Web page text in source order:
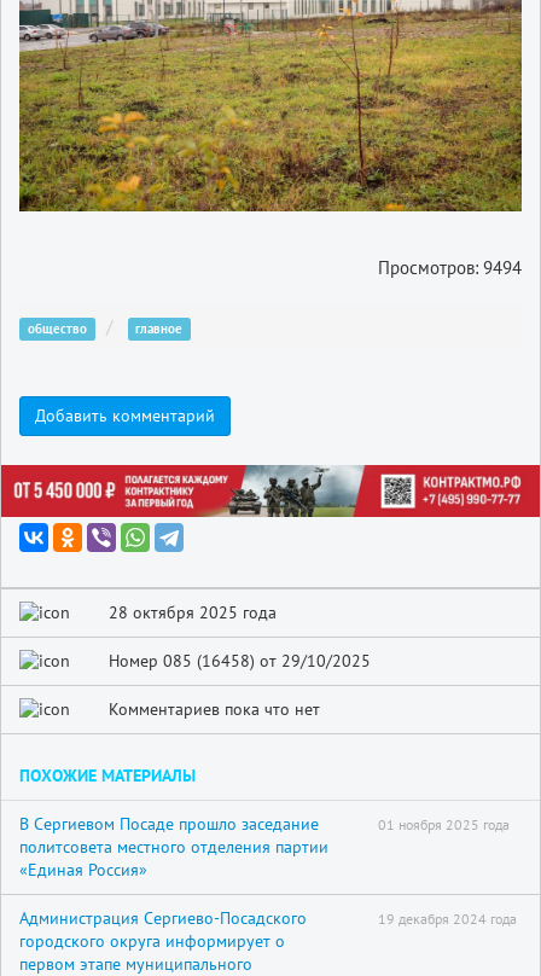
Просмотров: 9494
общество главное
Добавить комментарий
28 октября 2025 года
Номер 085 (16458) от 29/10/2025
Комментариев пока что нет
ПОХОЖИЕ МАТЕРИАЛЫ
В Сергиевом Посаде прошло заседание
политсовета местного отделения партии
«Единая Россия»
01 ноября 2025 года
Администрация Сергиево-Посадского
городского округа информирует о
первом этапе муниципального
19 декабря 2024 года